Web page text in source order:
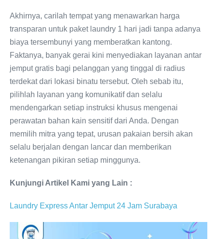
Akhirnya, carilah tempat yang menawarkan harga
transparan untuk paket laundry 1 hari jadi tanpa adanya
biaya tersembunyi yang memberatkan kantong.
Faktanya, banyak gerai kini menyediakan layanan antar
jemput gratis bagi pelanggan yang tinggal di radius
terdekat dari lokasi binatu tersebut. Oleh sebab itu,
pilihlah layanan yang komunikatif dan selalu
mendengarkan setiap instruksi khusus mengenai
perawatan bahan kain sensitif dari Anda. Dengan
memilih mitra yang tepat, urusan pakaian bersih akan
selalu berjalan dengan lancar dan memberikan
ketenangan pikiran setiap minggunya.
Kunjungi Artikel Kami yang Lain :
Laundry Express Antar Jemput 24 Jam Surabaya